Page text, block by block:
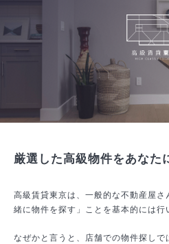
厳選した高級物件をあなた
高級賃貸東京は、一般的な不動産屋
緒に物件を探す」ことを基本的には行
なぜかと言うと、店舗での物件探しで